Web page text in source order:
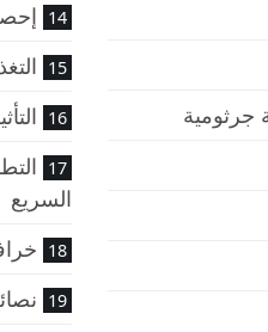
جرثومية
السريع